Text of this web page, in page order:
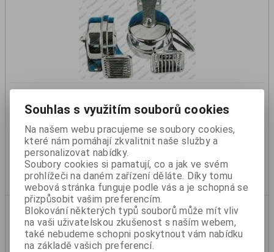
tón - 410Hz
Katalogové číslo:
Skladem:Ano
1 563 Kč
1 292 Kč (bez DPH)
Koupit
Souhlas s využitím souborů cookies
Na našem webu pracujeme se soubory cookies,
které nám pomáhají zkvalitnit naše služby a
personalizovat nabídky.
Soubory cookies si pamatují, co a jak ve svém
prohlížeči na daném zařízení děláte. Díky tomu
webová stránka funguje podle vás a je schopná se
přizpůsobit vašim preferencím.
Blokování některých typů souborů může mít vliv
na vaši uživatelskou zkušenost s naším webem,
také nebudeme schopni poskytnout vám nabídku
na základě vašich preferencí.